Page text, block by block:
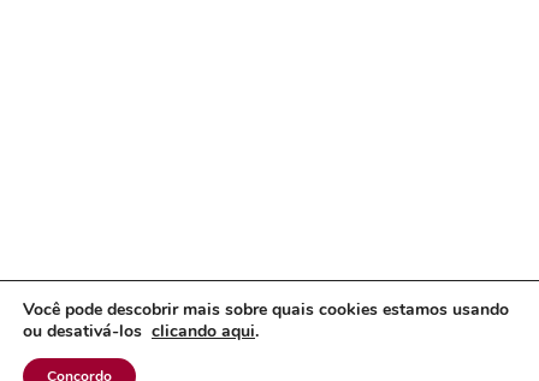
Você pode descobrir mais sobre quais cookies estamos usando
ou desativá-los clicando aqui.
Concordo